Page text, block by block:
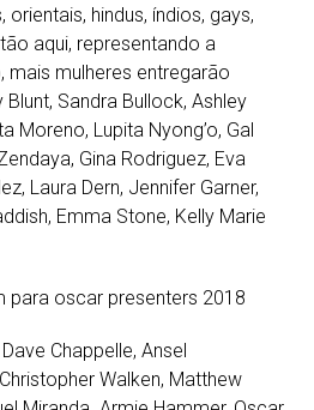
hindus, índios, gays,
aqui, representando a
mais mulheres entregarão
Sandra Bullock, Ashley
Moreno, Lupita Nyong’o, Gal
Gina Rodriguez, Eva
Laura Dern, Jennifer Garner,
Emma Stone, Kelly Marie
Chappelle, Ansel
Walken, Matthew